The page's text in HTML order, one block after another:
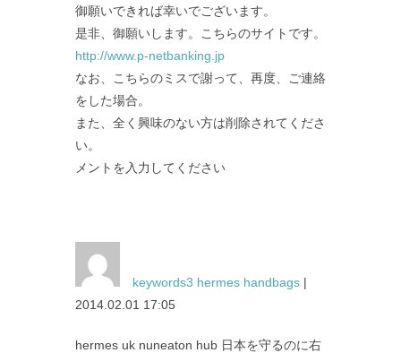
御願いできれば幸いでございます。
是非、御願いします。こちらのサイトです。
http://www.p-netbanking.jp
なお、こちらのミスで謝って、再度、ご連絡
をした場合。
また、全く興味のない方は削除されてくださ
い。
メントを入力してください
keywords3 hermes handbags |
2014.02.01 17:05
hermes uk nuneaton hub 日本を守るのに右